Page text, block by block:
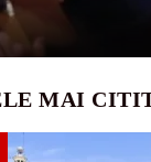
MAI